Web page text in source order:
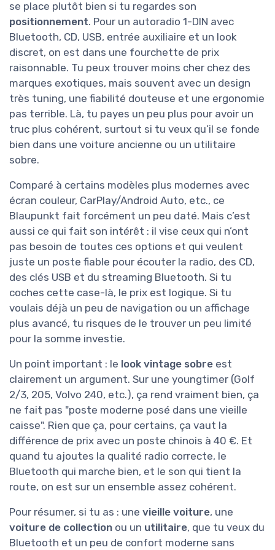
se place plutôt bien si tu regardes son
positionnement. Pour un autoradio 1-DIN avec
Bluetooth, CD, USB, entrée auxiliaire et un look
discret, on est dans une fourchette de prix
raisonnable. Tu peux trouver moins cher chez des
marques exotiques, mais souvent avec un design
très tuning, une fiabilité douteuse et une ergonomie
pas terrible. Là, tu payes un peu plus pour avoir un
truc plus cohérent, surtout si tu veux qu’il se fonde
bien dans une voiture ancienne ou un utilitaire
sobre.
Comparé à certains modèles plus modernes avec
écran couleur, CarPlay/Android Auto, etc., ce
Blaupunkt fait forcément un peu daté. Mais c’est
aussi ce qui fait son intérêt : il vise ceux qui n’ont
pas besoin de toutes ces options et qui veulent
juste un poste fiable pour écouter la radio, des CD,
des clés USB et du streaming Bluetooth. Si tu
coches cette case-là, le prix est logique. Si tu
voulais déjà un peu de navigation ou un affichage
plus avancé, tu risques de le trouver un peu limité
pour la somme investie.
Un point important : le look vintage sobre est
clairement un argument. Sur une youngtimer (Golf
2/3, 205, Volvo 240, etc.), ça rend vraiment bien, ça
ne fait pas "poste moderne posé dans une vieille
caisse". Rien que ça, pour certains, ça vaut la
différence de prix avec un poste chinois à 40 €. Et
quand tu ajoutes la qualité radio correcte, le
Bluetooth qui marche bien, et le son qui tient la
route, on est sur un ensemble assez cohérent.
Pour résumer, si tu as : une vieille voiture, une
voiture de collection ou un utilitaire, que tu veux du
Bluetooth et un peu de confort moderne sans